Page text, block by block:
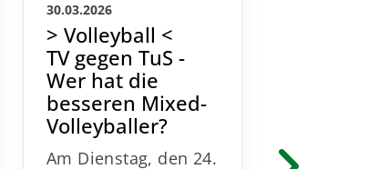
30.03.2026
> Volleyball <
TV gegen TuS -
Wer hat die
besseren Mixed-
Volleyballer?
Am Dienstag, den 24.